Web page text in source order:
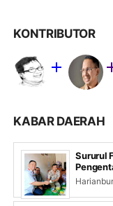
KONTRIBUTOR
KABAR DAERAH
Sururul